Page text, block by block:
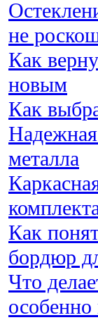
не
Как
новым
Как
Надежная
металла
Как
бордюр
Что